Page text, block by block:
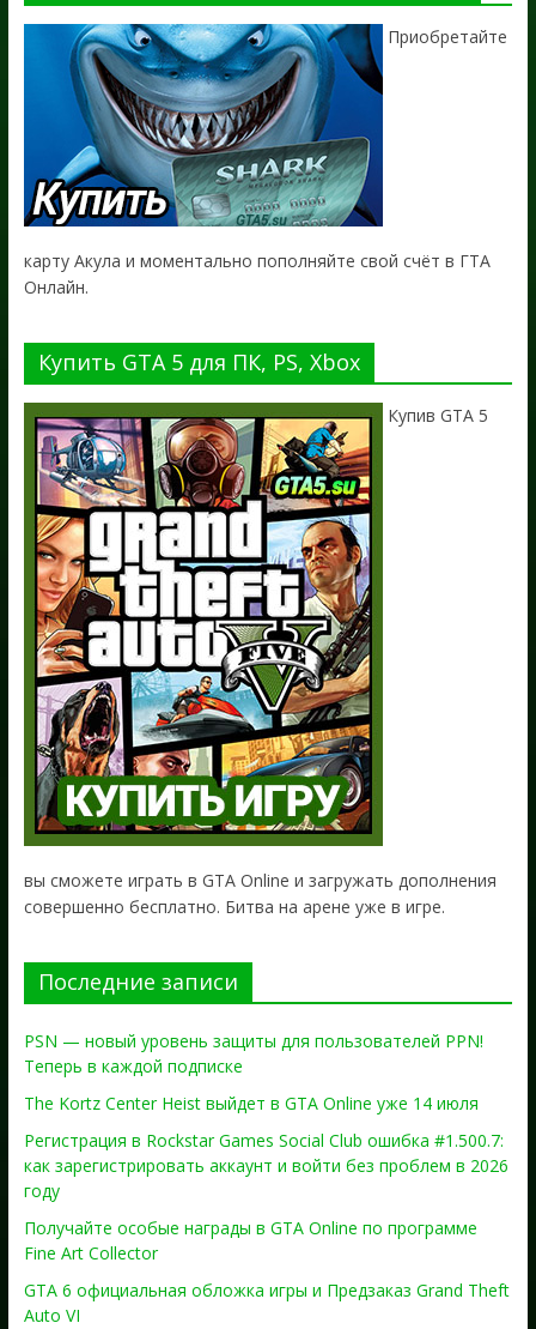
Приобретайте
карту Акула и моментально пополняйте свой счёт в ГТА
Онлайн.
Купить GTA 5 для ПК, PS, Xbox
Купив GTA 5
вы сможете играть в GTA Online и загружать дополнения
совершенно бесплатно. Битва на арене уже в игре.
Последние записи
PSN — новый уровень защиты для пользователей PPN!
Теперь в каждой подписке
The Kortz Center Heist выйдет в GTA Online уже 14 июля
Регистрация в Rockstar Games Social Club ошибка #1.500.7:
как зарегистрировать аккаунт и войти без проблем в 2026
году
Получайте особые награды в GTA Online по программе
Fine Art Collector
GTA 6 официальная обложка игры и Предзаказ Grand Theft
Auto VI